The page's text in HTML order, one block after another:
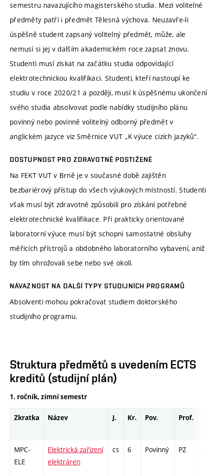
semestru navazujícího magisterského studia. Mezi volitelné
předměty patří i předmět Tělesná výchova. Neuzavře-li
úspěšně student zapsaný volitelný předmět, může, ale
nemusí si jej v dalším akademickém roce zapsat znovu.
Studenti musí získat na začátku studia odpovídající
elektrotechnickou kvalifikaci. Studenti, kteří nastoupí ke
studiu v roce 2020/21 a později, musí k úspěšnému ukončení
svého studia absolvovat podle nabídky studijního plánu
povinný nebo povinně volitelný odborný předmět v
anglickém jazyce viz Směrnice VUT „K výuce cizích jazyků“.
DOSTUPNOST PRO ZDRAVOTNĚ POSTIŽENÉ
Na FEKT VUT v Brně je v současné době zajištěn
bezbariérový přístup do všech výukových místností. Studenti
však musí být zdravotně způsobilí pro získání potřebné
elektrotechnické kvalifikace. Při prakticky orientované
laboratorní výuce musí být schopni samostatné obsluhy
měřicích přístrojů a obdobného laboratorního vybavení, aniž
by tím ohrožovali sebe nebo své okolí.
NÁVAZNOST NA DALŠÍ TYPY STUDIJNÍCH PROGRAMŮ
Absolventi mohou pokračovat studiem doktorského
studijního programu.
Struktura předmětů s uvedením ECTS
kreditů (studijní plán)
1. ročník, zimní semestr
Zkratka Název J. Kr. Pov. Prof.
MPC-
ELE
Elektrická zařízení
elektráren
cs 6 Povinný PZ